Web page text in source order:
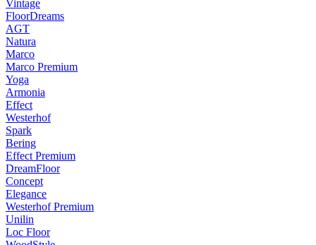
Vintage
FloorDreams
AGT
Natura
Marco
Marco Premium
Yoga
Armonia
Effect
Westerhof
Spark
Bering
Effect Premium
DreamFloor
Concept
Elegance
Westerhof Premium
Unilin
Loc Floor